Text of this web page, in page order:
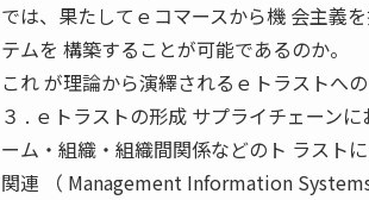
では、果たしてｅコマースから機 会主義
テムを 構築することが可能であるのか。
これ が理論から演繹されるｅトラストへ
３ . ｅトラストの形成 サプライチェーン
ーム・組織・組織間関係などのト ラスト
関連 （ Management Information